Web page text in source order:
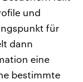
und
für
dann
eine
bestimmte